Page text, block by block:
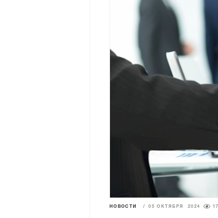
НОВОСТИ / 05 ОКТЯБРЯ 2024